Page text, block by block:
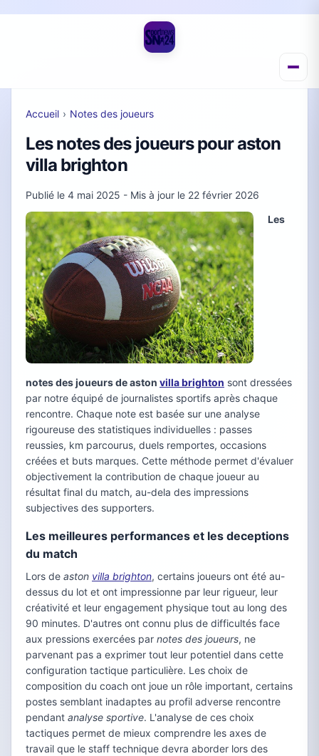
Accueil › Notes des joueurs
Les notes des joueurs pour aston
villa brighton
Publié le 4 mai 2025 - Mis à jour le 22 février 2026
Les
notes des joueurs de aston villa brighton sont dressées
par notre équipé de journalistes sportifs après chaque
rencontre. Chaque note est basée sur une analyse
rigoureuse des statistiques individuelles : passes
reussies, km parcourus, duels remportes, occasions
créées et buts marques. Cette méthode permet d'évaluer
objectivement la contribution de chaque joueur au
résultat final du match, au-dela des impressions
subjectives des supporters.
Les meilleures performances et les deceptions
du match
Lors de aston villa brighton, certains joueurs ont été au-
dessus du lot et ont impressionne par leur rigueur, leur
créativité et leur engagement physique tout au long des
90 minutes. D'autres ont connu plus de difficultés face
aux pressions exercées par notes des joueurs, ne
parvenant pas a exprimer tout leur potentiel dans cette
configuration tactique particulière. Les choix de
composition du coach ont joue un rôle important, certains
postes semblant inadaptes au profil adverse rencontre
pendant analyse sportive. L'analyse de ces choix
tactiques permet de mieux comprendre les axes de
travail que le staff technique devra aborder lors des